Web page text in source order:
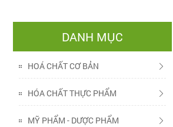
DANH MỤC
HOÁ CHẤT CƠ BẢN
HÓA CHẤT THỰC PHẨM
MỸ PHẨM - DƯỢC PHẨM